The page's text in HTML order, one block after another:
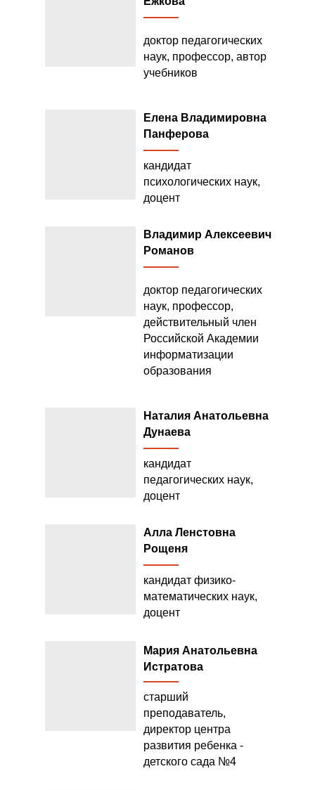
Мария Анатольевна
Истратова
старший
преподаватель,
директор центра
развития ребенка -
детского сада №4
доктор педагогических
наук, профессор, автор
учебников
Елена Владимировна
Панферова
кандидат
психологических наук,
доцент
Владимир Алексеевич
Романов
доктор педагогических
наук, профессор,
действительный член
Российской Академии
информатизации
образования
Наталия Анатольевна
Дунаева
кандидат
педагогических наук,
доцент
Алла Ленстовна
Рощеня
кандидат физико-
математических наук,
доцент